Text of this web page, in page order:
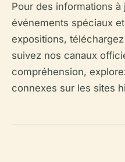
Pour des informations
événements spéciaux
expositions,
suivez nos canaux
compréhension,
connexes sur les sites